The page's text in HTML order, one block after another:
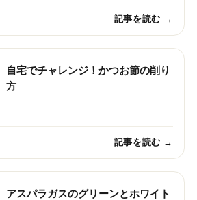
記事を読む →
自宅でチャレンジ！かつお節の削り
方
記事を読む →
アスパラガスのグリーンとホワイト